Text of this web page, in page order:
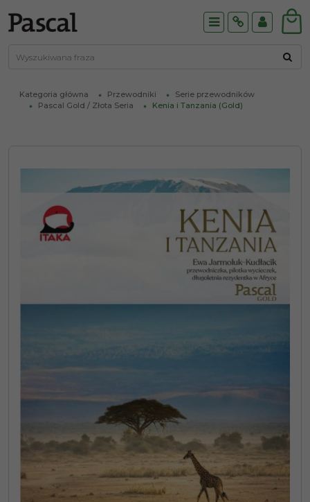
MenuInfoPanel
Kategoria główna Przewodniki
Serie przewodników
Pascal Gold / Złota Seria
Kenia i Tanzania (Gold)